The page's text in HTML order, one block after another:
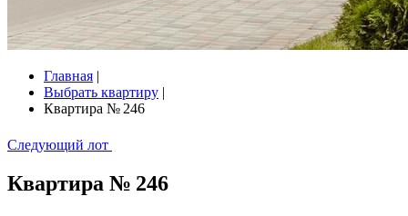
Главная |
Выбрать квартиру |
Квартира № 246
Следующий лот
Квартира № 246